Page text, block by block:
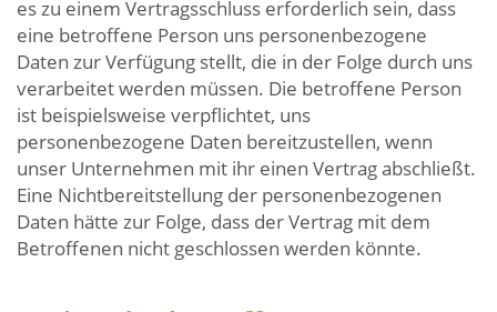
es zu einem Vertragsschluss erforderlich sein, dass
eine betroffene Person uns personenbezogene
Daten zur Verfügung stellt, die in der Folge durch uns
verarbeitet werden müssen. Die betroffene Person
ist beispielsweise verpflichtet, uns
personenbezogene Daten bereitzustellen, wenn
unser Unternehmen mit ihr einen Vertrag abschließt.
Eine Nichtbereitstellung der personenbezogenen
Daten hätte zur Folge, dass der Vertrag mit dem
Betroffenen nicht geschlossen werden könnte.